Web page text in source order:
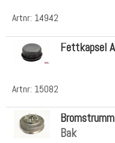
Artnr: 14942
Artnr: 15082
Fettkapsel
Bak